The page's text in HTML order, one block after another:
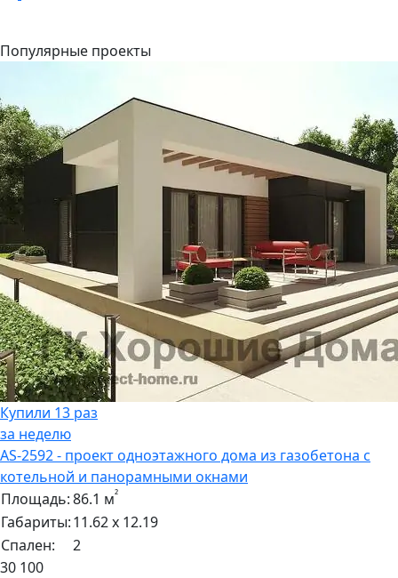
Популярные проекты
Купили 13 раз
за неделю
AS-2592 - проект одноэтажного дома из газобетона с
котельной и панорамными окнами
Площадь:86.1 м²
Габариты:11.62 х 12.19
Спален:
2
30 100